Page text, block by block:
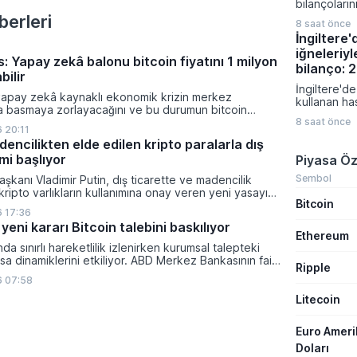
Yapay zekâ balonu bitcoin fiyatını 1 milyon
zekâ kaynaklı ekonomik krizin merkez
basmaya zorlayacağını ve bu durumun bitcoin
dolara taşıyabileceğini öngörürken beyaz yakalı iş
kredi krizinin küresel likidite artışına yol
ve bitcoinin bu süreçte en hızlı tepki veren varlık
elde edilen kripto paralarla dış
başlıyor
Vladimir Putin, dış ticarette ve madencilik
varlıkların kullanımına onay veren yeni yasayı
bu düzenleme çerçevesinde madencilikten
paraların belirli şartlar altında dolaşımına ve menkul
kullanılmasına olanak sağlanıyor.
17:36
kararı Bitcoin talebini baskılıyor
sınırlı hareketlilik izlenirken kurumsal talepteki
dinamiklerini etkiliyor. ABD Merkez Bankasının faiz
dar bantta seyreden kripto para birimi, düzenleme
belirsizliklerle baskı altında kalmaya devam ediyor.
07:58
sermaye
ve
önemli
kapsıyor.
bölge
veriler ve
Almanya'da
siparişleri
artış
verileri
8 saat önce
bilanço:
İngiltere'de
kullanan
sağlık
gibi popüler
konusunda
8 saat önce
Piyasa
Sembol
Bitcoin
Ethereum
Ripple
Litecoin
Euro
Doları